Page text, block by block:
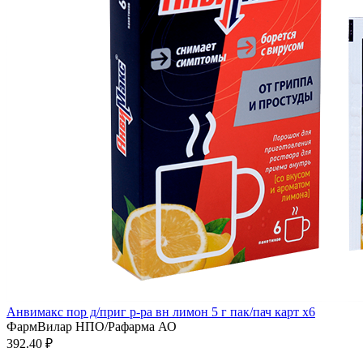
Анвимакс пор д/приг р-ра вн лимон 5 г пак/пач карт x6
ФармВилар НПО/Рафарма АО
392.40 ₽